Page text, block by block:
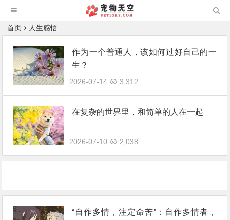
首页 人生感悟
作为一个普通人，该如何过好自己的一
生？
2026-07-14 3,312
在复杂的世界里，和简单的人在一起
2026-07-10 2,038
“自作多情，注定命苦”：自作多情者，